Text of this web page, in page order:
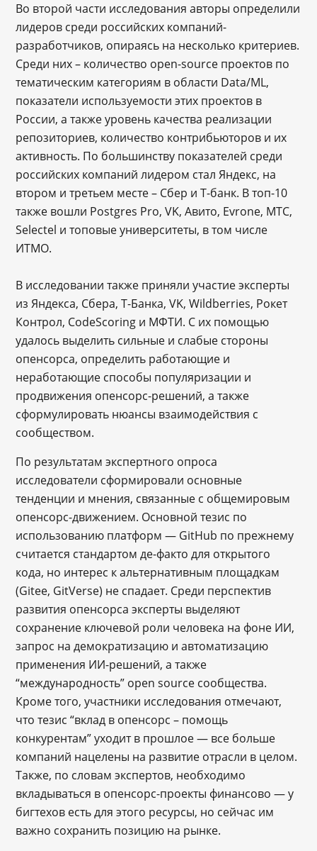
Во второй части исследования авторы определили
лидеров среди российских компаний-
разработчиков, опираясь на несколько критериев.
Среди них – количество open-source проектов по
тематическим категориям в области Data/ML,
показатели используемости этих проектов в
России, а также уровень качества реализации
репозиториев, количество контрибьюторов и их
активность. По большинству показателей среди
российских компаний лидером стал Яндекс, на
втором и третьем месте – Сбер и Т-банк. В топ-10
также вошли Postgres Pro, VK, Авито, Evrone, МТС,
Selectel и топовые университеты, в том числе
ИТМО.
В исследовании также приняли участие эксперты
из Яндекса, Сбера, Т-Банка, VK, Wildberries, Рокет
Контрол, CodeScoring и МФТИ. С их помощью
удалось выделить сильные и слабые стороны
опенсорса, определить работающие и
неработающие способы популяризации и
продвижения опенсорс-решений, а также
сформулировать нюансы взаимодействия с
сообществом.
По результатам экспертного опроса
исследователи сформировали основные
тенденции и мнения, связанные с общемировым
опенсорс-движением. Основной тезис по
использованию платформ — GitHub по прежнему
считается стандартом де-факто для открытого
кода, но интерес к альтернативным площадкам
(Gitee, GitVerse) не спадает. Среди перспектив
развития опенсорса эксперты выделяют
сохранение ключевой роли человека на фоне ИИ,
запрос на демократизацию и автоматизацию
применения ИИ-решений, а также
“международность” open source сообщества.
Кроме того, участники исследования отмечают,
что тезис “вклад в опенсорс – помощь
конкурентам” уходит в прошлое — все больше
компаний нацелены на развитие отрасли в целом.
Также, по словам экспертов, необходимо
вкладываться в опенсорс-проекты финансово — у
бигтехов есть для этого ресурсы, но сейчас им
важно сохранить позицию на рынке.